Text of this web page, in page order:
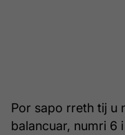
Por sapo rreth tij u
balancuar, numri 6